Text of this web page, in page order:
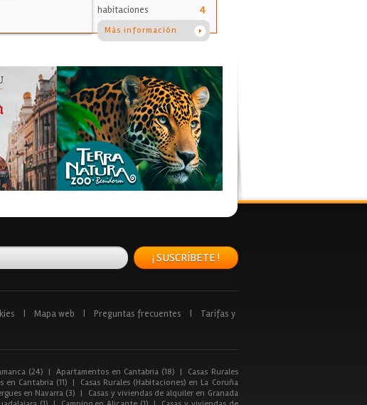
habitaciones 4
Más información
¡ SUSCRÍBETE !
Mapa web Preguntas frecuentes
Tarifas y
(24) | Apartamentos en Cantabria (18) |
Casas Rurales
en Cantabria (11) |
Casas Rurales (Habitaciones) en La Coruña
en Navarra (3) |
Casas y viviendas de alquiler en Granada